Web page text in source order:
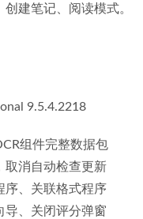
建笔记、阅读模式。
9.5.4.2218
组件完整数据包
取消自动检查更新
序、关联格式程序
导、关闭评分弹窗